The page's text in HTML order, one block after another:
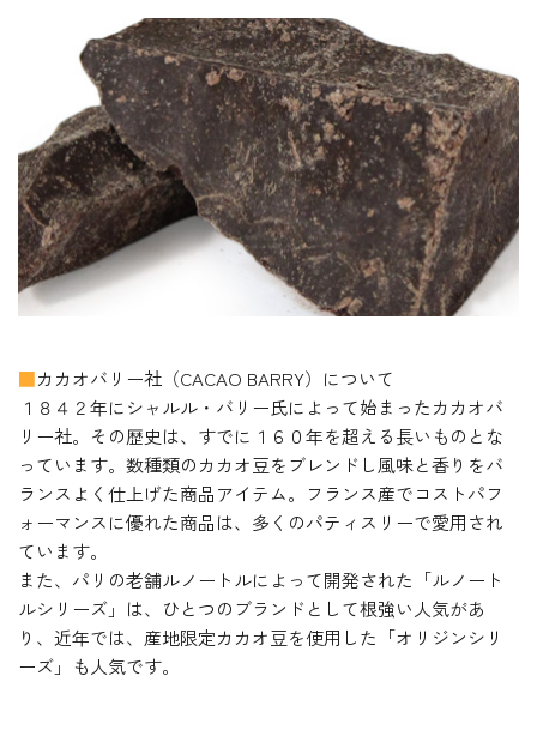
■カカオバリー社（CACAO BARRY）について
１８４２年にシャルル・バリー氏によって始まったカカオバ
リー社。その歴史は、すでに１６０年を超える長いものとな
っています。数種類のカカオ豆をブレンドし風味と香りをバ
ランスよく仕上げた商品アイテム。フランス産でコストパフ
ォーマンスに優れた商品は、多くのパティスリーで愛用され
ています。
また、パリの老舗ルノートルによって開発された「ルノート
ルシリーズ」は、ひとつのブランドとして根強い人気があ
り、近年では、産地限定カカオ豆を使用した「オリジンシリ
ーズ」も人気です。